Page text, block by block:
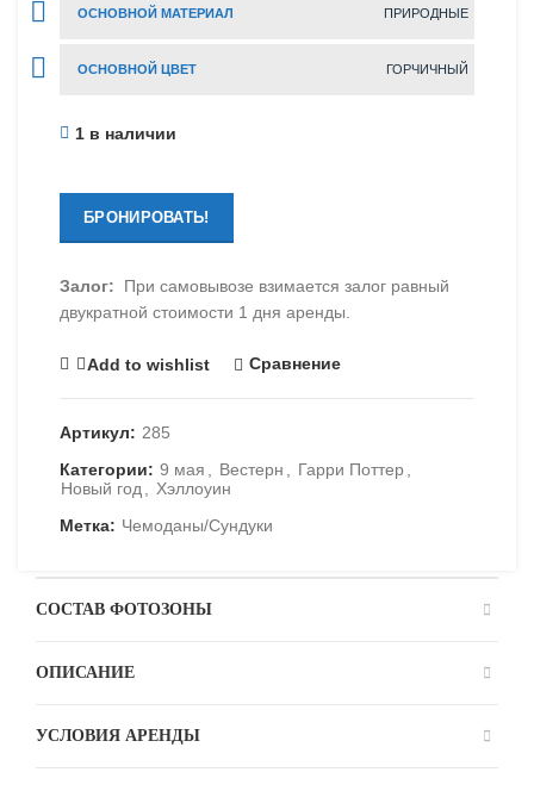
ОСНОВНОЙ МАТЕРИАЛ ПРИРОДНЫЕ
ОСНОВНОЙ ЦВЕТ ГОРЧИЧНЫЙ
1 в наличии
БРОНИРОВАТЬ!
Залог: При самовывозе взимается залог равный
двукратной стоимости 1 дня аренды.
Add to wishlist Сравнение
Артикул: 285
Категории: 9 мая Вестерн Гарри Поттер
Новый год
Хэллоуин
Метка: Чемоданы/Сундуки
СОСТАВ ФОТОЗОНЫ
ОПИСАНИЕ
УСЛОВИЯ АРЕНДЫ